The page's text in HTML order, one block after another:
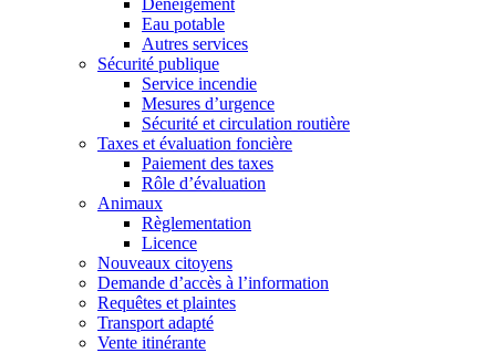
Déneigement
Eau potable
Autres services
Sécurité publique
Service incendie
Mesures d’urgence
Sécurité et circulation routière
Taxes et évaluation foncière
Paiement des taxes
Rôle d’évaluation
Animaux
Règlementation
Licence
Nouveaux citoyens
Demande d’accès à l’information
Requêtes et plaintes
Transport adapté
Vente itinérante